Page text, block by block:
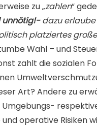
zu „zahlen“
unnötig!-dazu erlaube
platziertes
Wahl – und
zahlt die sozialen
Art? Andere zu
operative Risiken